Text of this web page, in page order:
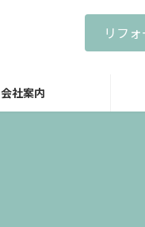
リフ
会社案内